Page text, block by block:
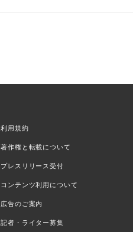
利用規約
著作権と転載について
プレスリリース受付
コンテンツ利用について
広告のご案内
記者・ライター募集